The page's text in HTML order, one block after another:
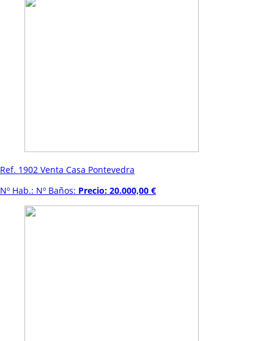
Ref. 1902 Venta Casa Pontevedra
Nº Hab.: Nº Baños: Precio: 20.000,00 €